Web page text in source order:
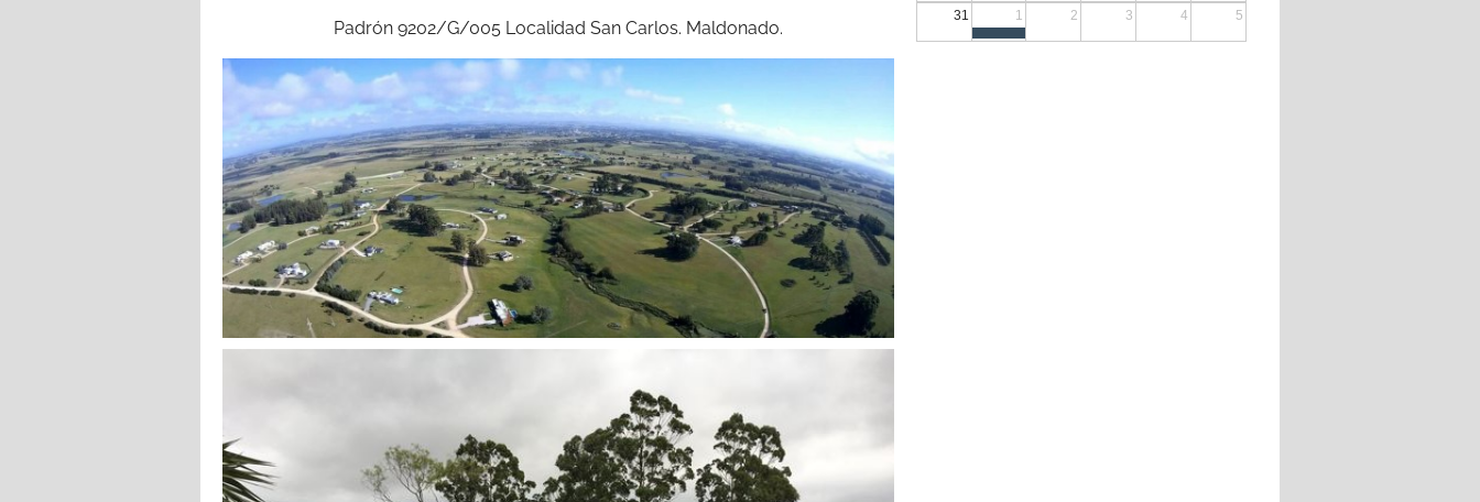
Padrón 9202/G/005 Localidad San Carlos. Maldonado.
31 1 2 3 4 5